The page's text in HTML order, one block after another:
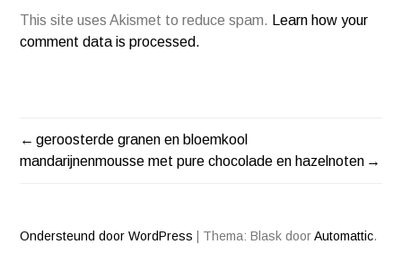
This site uses Akismet to reduce spam. Learn how your
comment data is processed.
BERICHT
geroosterde granen en bloemkool
mandarijnenmousse met pure chocolade en hazelnoten
Ondersteund door WordPress Thema: Blask doorAutomattic.